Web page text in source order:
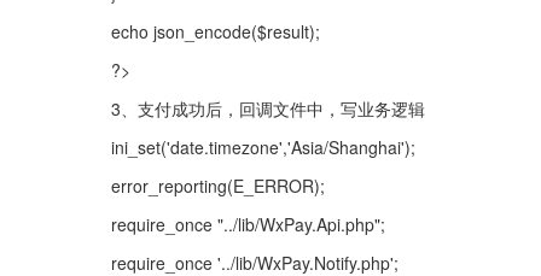
echo json_encode($result);
?>
3、支付成功后，回调文件中，写业务逻辑
ini_set('date.timezone','Asia/Shanghai');
error_reporting(E_ERROR);
require_once "../lib/WxPay.Api.php";
require_once '../lib/WxPay.Notify.php';